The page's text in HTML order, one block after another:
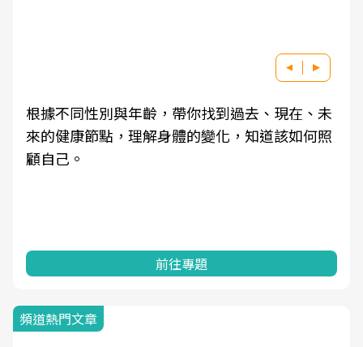
根據不同性別與年齡，帶你找到過去、現在、未
來的健康節點，理解身體的變化，知道該如何照
顧自己。
前往專題
頻道熱門文章